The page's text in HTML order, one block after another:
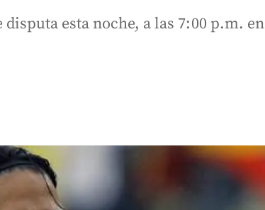
esta noche, a las 7:00 p.m. en